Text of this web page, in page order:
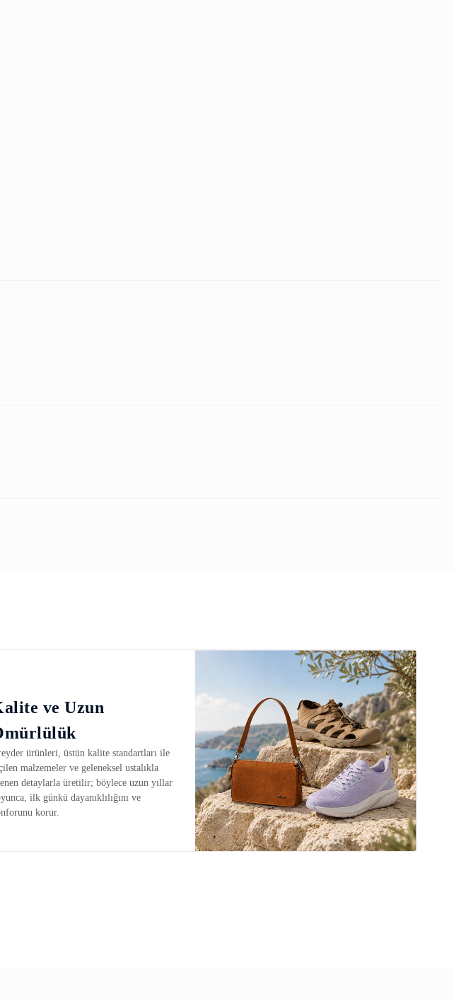
ve Uzun
ürünleri, üstün kalite standartları ile
malzemeler ve geleneksel ustalıkla
detaylarla üretilir; böylece uzun yıllar
ilk günkü dayanıklılığını ve
korur.